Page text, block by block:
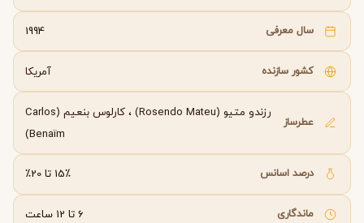
سال معرفی 1994
کشور سازنده آمریکا
عطرساز
رزندو متیو (Rosendo Mateu) ،
کارلوس بنعیم (Carlos
Benaïm)
درصد اسانس 15٪ تا 20٪
ماندگاری 6 تا 12 ساعت